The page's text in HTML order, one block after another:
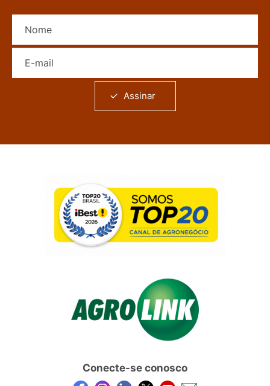
Assinar
Conecte-se conosco